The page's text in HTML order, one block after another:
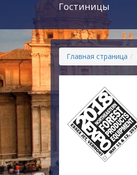
Гостиницы
Главная страница